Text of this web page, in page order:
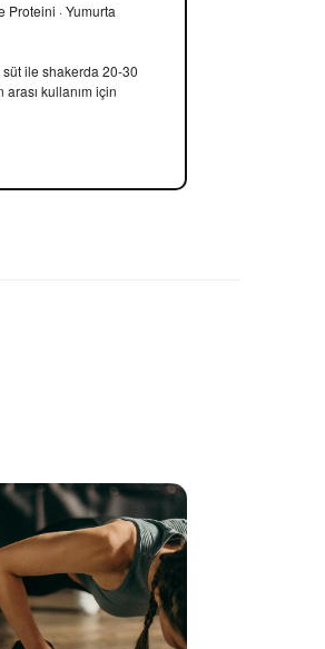
Proteini · Yumurta
ile shakerda 20-30
kullanım için